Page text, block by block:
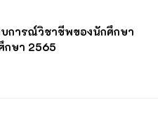
การณ์วิชาชีพของนักศึกษา
กษา 2565